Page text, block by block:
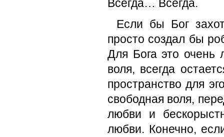
Всегда… Всегда.
Если бы Бог
просто создал бы
Для Бога это очень
воля, всегда
пространство для
свободная воля,
любви и
любви. Конечно,